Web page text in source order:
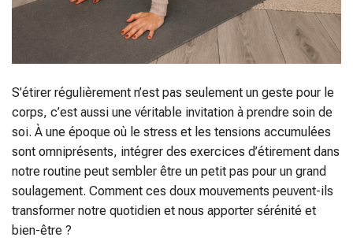
S’étirer régulièrement n’est pas seulement un geste pour le
corps, c’est aussi une véritable invitation à prendre soin de
soi. À une époque où le stress et les tensions accumulées
sont omniprésents, intégrer des exercices d’étirement dans
notre routine peut sembler être un petit pas pour un grand
soulagement. Comment ces doux mouvements peuvent-ils
transformer notre quotidien et nous apporter sérénité et
bien-être ?